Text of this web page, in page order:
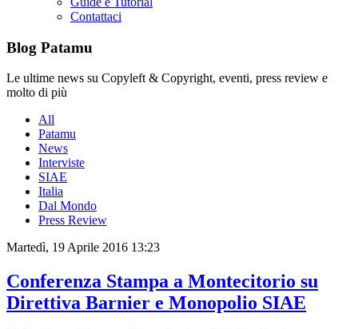
Contattaci
Blog Patamu
Le ultime news su Copyleft & Copyright, eventi, press review e
molto di più
All
Patamu
News
Interviste
SIAE
Italia
Dal Mondo
Press Review
Martedì, 19 Aprile 2016 13:23
Conferenza Stampa a Montecitorio su
Direttiva Barnier e Monopolio SIAE